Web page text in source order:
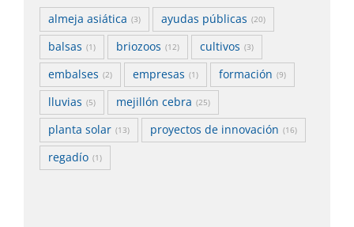
almeja asiática (3) ayudas públicas (20)
balsas (1) briozoos (12) cultivos (3)
embalses (2) empresas (1) formación (9)
lluvias (5) mejillón cebra (25)
planta solar (13) proyectos de innovación (16)
regadío (1)